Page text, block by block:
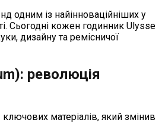
одним із найінноваційніших у
Сьогодні кожен годинник Ulysse
дизайну та ремісничої
революція
матеріалів, який змінив